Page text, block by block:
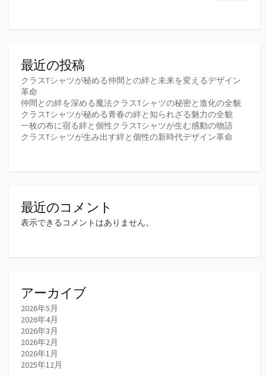
最近の投稿
クラスTシャツが秘める仲間との絆と未来を変えるデザイン
革命
仲間との絆を深める魔法クラスTシャツの秘密と進化の全貌
クラスTシャツが秘める青春の絆と知られざる魅力の全貌
一枚の布に宿る絆と個性クラスTシャツが生む感動の物語
クラスTシャツが生み出す絆と個性の新時代デザイン革命
最近のコメント
表示できるコメントはありません。
アーカイブ
2026年5月
2026年4月
2026年3月
2026年2月
2026年1月
2025年12月